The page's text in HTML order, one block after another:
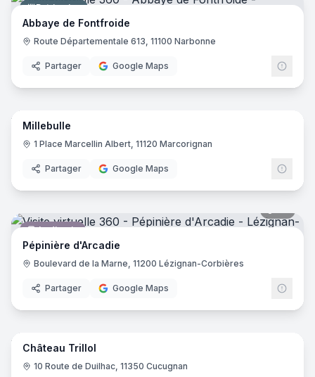
Patrimoine
Abbaye de Fontfroide
Route Départementale 613, 11100 Narbonne
Partager Google Maps
Toiletteur
6
Millebulle
1 Place Marcellin Albert, 11120 Marcorignan
Partager Google Maps
Jardinerie
Pépinière d'Arcadie
Boulevard de la Marne, 11200 Lézignan-Corbières
Partager Google Maps
Vignoble
9
Château Trillol
10 Route de Duilhac, 11350 Cucugnan